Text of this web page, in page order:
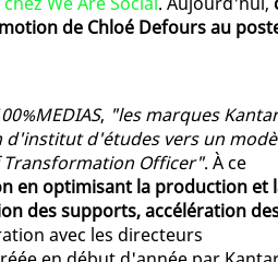
de Chloé Defours au
, "les marques Kantar
d'institut d'études vers un
Transformation Officer". À ce
en optimisant la production et
des supports, accélération
avec les directeurs